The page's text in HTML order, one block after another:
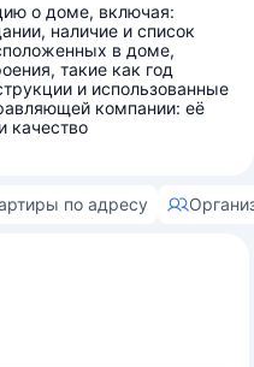
о доме, включая:
наличие и список
в доме,
такие как год
и использованные
компании: её
качество
по адресу